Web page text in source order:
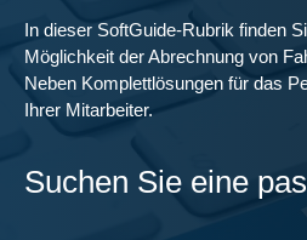
In dieser SoftGuide-Rubrik finden
Möglichkeit der Abrechnung von
Neben Komplettlösungen für das
Ihrer Mitarbeiter.
Suchen Sie eine